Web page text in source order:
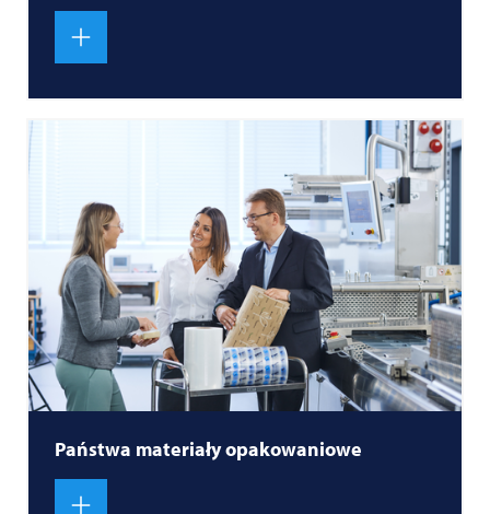
Państwa materiały opakowaniowe